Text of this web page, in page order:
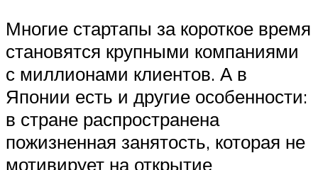
Многие стартапы за короткое время
становятся крупными компаниями
с миллионами клиентов. А в
Японии есть и другие особенности:
в стране распространена
пожизненная занятость, которая не
мотивирует на открытие